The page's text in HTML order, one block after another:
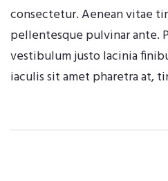
consectetur. Aenean vitae
pellentesque pulvinar ante.
vestibulum justo lacinia
iaculis sit amet pharetra at,